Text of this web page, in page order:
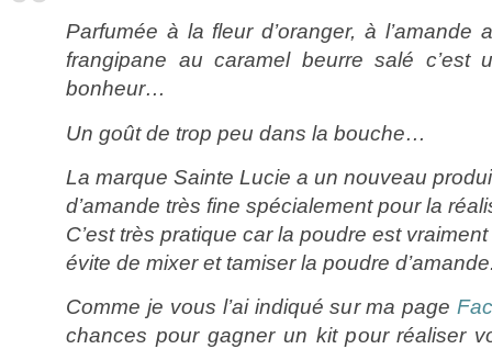
Parfumée à la fleur d’oranger, à l’amande
frangipane au caramel beurre salé c’est
bonheur…
Un goût de trop peu dans la bouche…
La marque Sainte Lucie a un nouveau
d’amande très fine spécialement pour la
C’est très pratique car la poudre est
évite de mixer et tamiser la poudre
Comme je vous l’ai indiqué sur ma page
chances pour gagner un kit pour réaliser